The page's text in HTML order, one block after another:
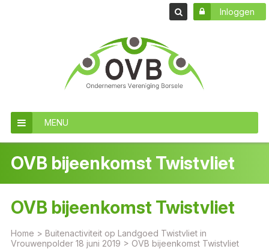
Inloggen
MENU
OVB bijeenkomst Twistvliet
OVB bijeenkomst Twistvliet
Home > Buitenactiviteit op Landgoed Twistvliet in
Vrouwenpolder 18 juni 2019 > OVB bijeenkomst Twistvliet